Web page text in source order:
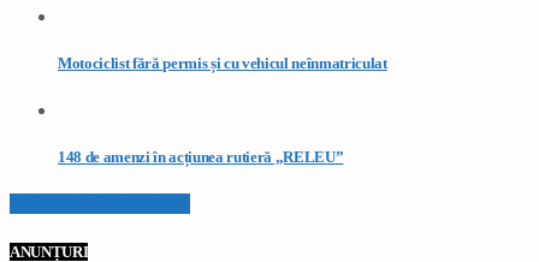
Motociclist fără permis și cu vehicul neînmatriculat
148 de amenzi în acțiunea rutieră „RELEU”
ANUNȚURI